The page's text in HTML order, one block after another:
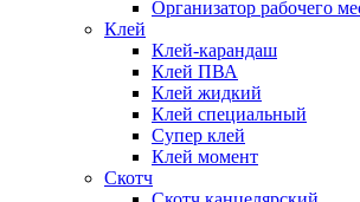
Организатор рабочего
Клей
Клей-карандаш
Клей ПВА
Клей жидкий
Клей специальный
Супер клей
Клей момент
Скотч